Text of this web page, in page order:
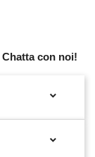
Chatta con noi!

